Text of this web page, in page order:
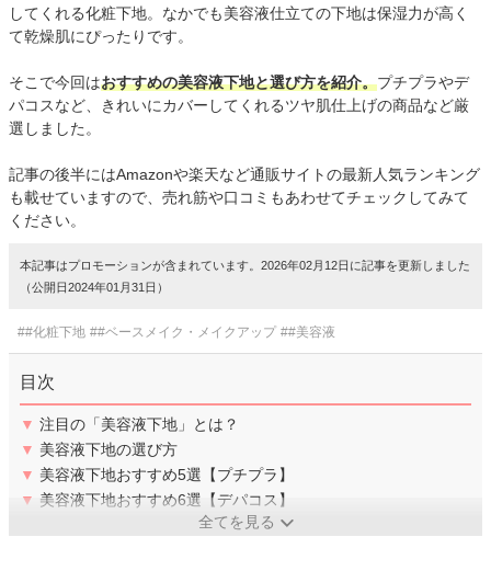
してくれる化粧下地。なかでも美容液仕立ての下地は保湿力が高く
て乾燥肌にぴったりです。
そこで今回はおすすめの美容液下地と選び方を紹介。プチプラやデ
パコスなど、きれいにカバーしてくれるツヤ肌仕上げの商品など厳
選しました。
記事の後半にはAmazonや楽天など通販サイトの最新人気ランキング
も載せていますので、売れ筋や口コミもあわせてチェックしてみて
ください。
本記事はプロモーションが含まれています。2026年02月12日に記事を更新しました
（公開日2024年01月31日）
##化粧下地 ##ベースメイク・メイクアップ ##美容液
目次
▼ 注目の「美容液下地」とは？
▼ 美容液下地の選び方
▼ 美容液下地おすすめ5選【プチプラ】
▼ 美容液下地おすすめ6選【デパコス】
全てを見る